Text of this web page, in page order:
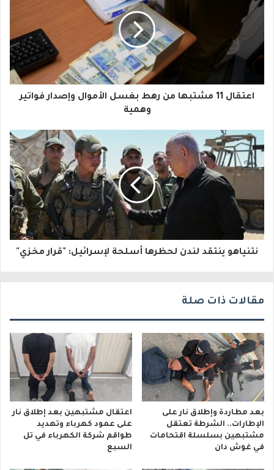
د
ا
إ
ل
ك
ر
و
اعتقال 11 مشتبها من رهط بغسل الأموال وإصدار فواتير
وهمية
نتنياهو ينتقد لندن لحظرها أسلحة لإسرائيل: "قرار مخزي"
مقالات ذات صلة
بعد مطاردة وإطلاق نار على
الإطارات.. الشرطة تعتقل
مشتبهين بسلسلة اقتحامات
في غوش دان
اعتقال مشتبهين بعد إطلاق نار
على عمود كهرباء وتهديد
طواقم شركة الكهرباء في تل
السبع